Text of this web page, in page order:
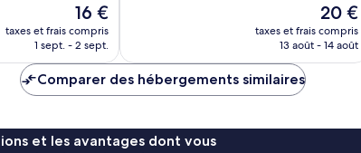
Le
nouveau
prix
de
16 €
taxes et frais compris
1 sept. - 2 sept.
Le
nouveau
prix
20 €
taxes et frais compris
13 août - 14 août
Comparer des hébergements similaires
et les avantages dont vous